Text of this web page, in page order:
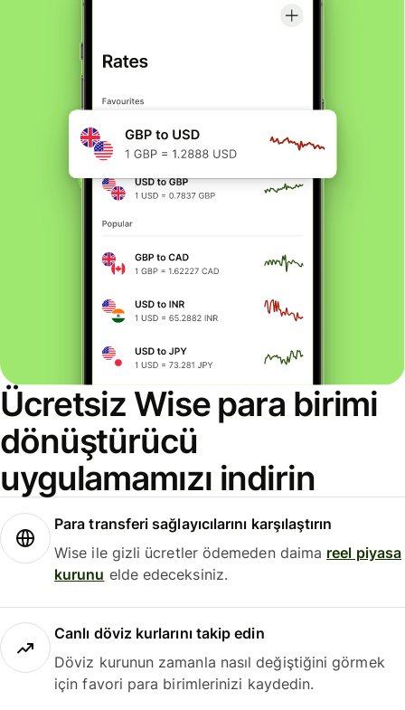
Ücretsiz Wise para birimi
dönüştürücü
uygulamamızı indirin
Para transferi sağlayıcılarını karşılaştırın
Wise ile gizli ücretler ödemeden daima reel piyasa
kurunu elde edeceksiniz.
Canlı döviz kurlarını takip edin
Döviz kurunun zamanla nasıl değiştiğini görmek
için favori para birimlerinizi kaydedin.